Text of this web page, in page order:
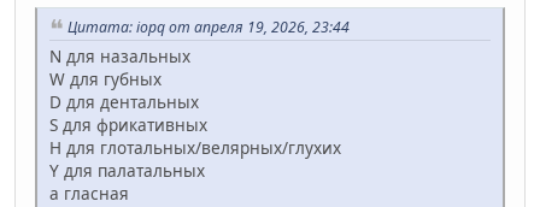
Цитата: iopq от апреля 19, 2026, 23:44
N для назальных
W для губных
D для дентальных
S для фрикативных
H для глотальных/велярных/глухих
Y для палатальных
a гласная